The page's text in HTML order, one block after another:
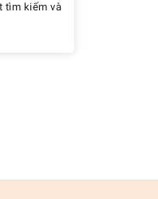
tìm kiếm và